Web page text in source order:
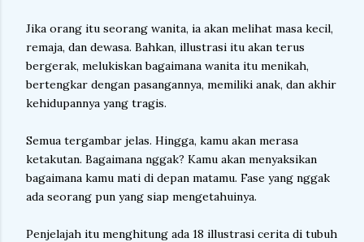
Jika orang itu seorang wanita, ia akan melihat masa kecil,
remaja, dan dewasa. Bahkan, illustrasi itu akan terus
bergerak, melukiskan bagaimana wanita itu menikah,
bertengkar dengan pasangannya, memiliki anak, dan akhir
kehidupannya yang tragis.
Semua tergambar jelas. Hingga, kamu akan merasa
ketakutan. Bagaimana nggak? Kamu akan menyaksikan
bagaimana kamu mati di depan matamu. Fase yang nggak
ada seorang pun yang siap mengetahuinya.
Penjelajah itu menghitung ada 18 illustrasi cerita di tubuh